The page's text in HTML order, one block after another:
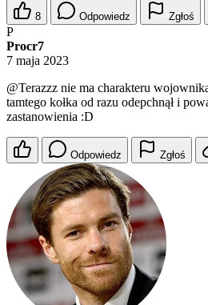
8 Odpowiedz Zgłoś
P
Procr7
7 maja 2023
@Terazzz nie ma charakteru
tamtego kołka od razu odepchnął i
zastanowienia :D
Odpowiedz Zgłoś